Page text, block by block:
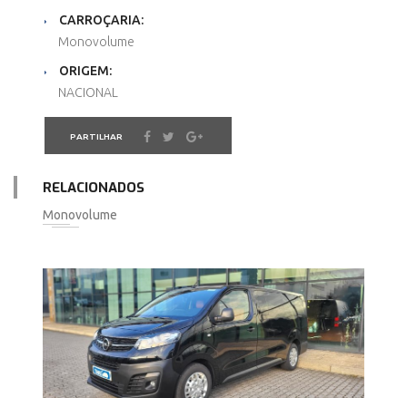
CARROÇARIA:
Monovolume
ORIGEM:
NACIONAL
PARTILHAR
RELACIONADOS
Monovolume